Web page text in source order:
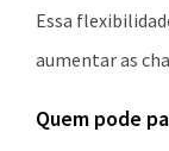
Essa
aumentar as
Quem pode